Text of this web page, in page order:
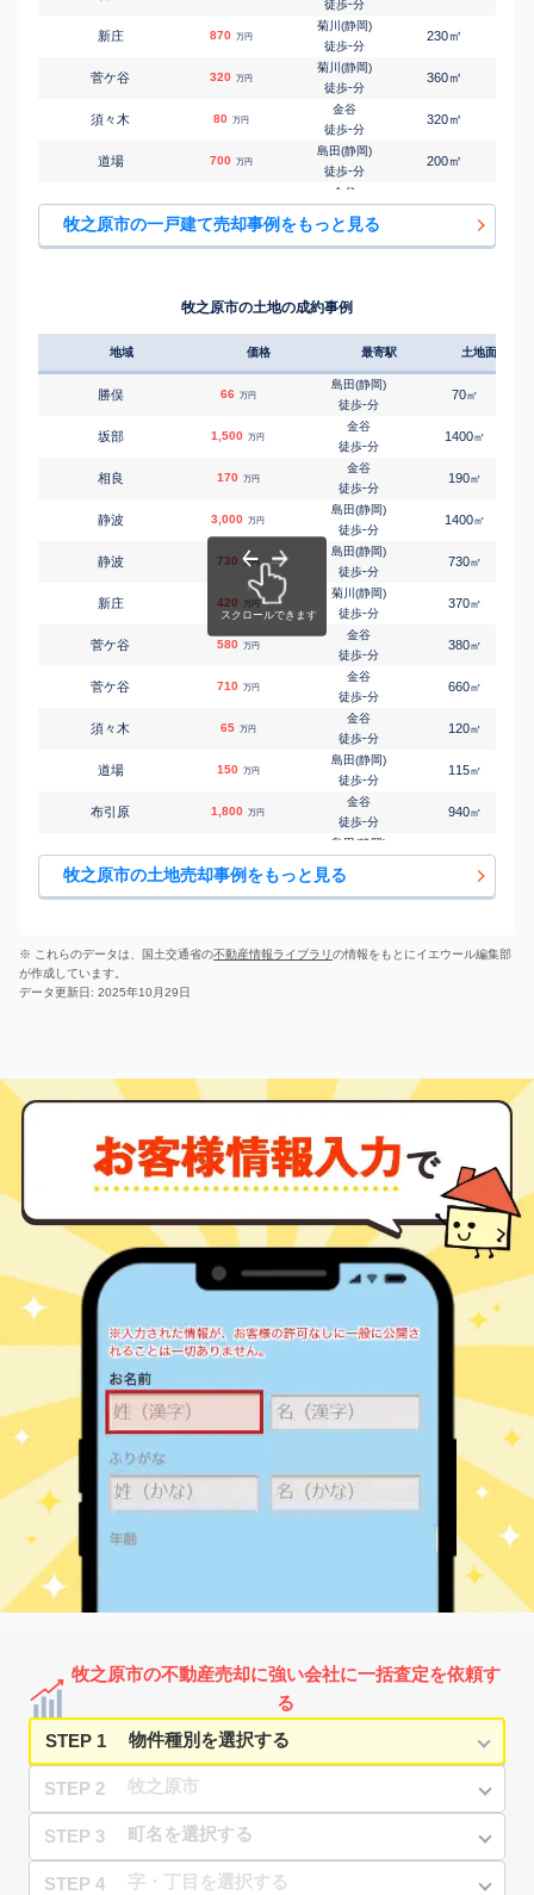
徒歩-分
新庄 870 万円
菊川(静岡)
徒歩-分
230㎡
菅ケ谷 320 万円
菊川(静岡)
徒歩-分
360㎡
須々木 80 万円
金谷
徒歩-分
320㎡
道場 700 万円
島田(静岡)
徒歩-分
200㎡
西萩間 440 万円
金谷
840㎡
細江 430 万円
島田(静岡)
-
150㎡
牧之原市の一戸建て売却事例をもっと見る
牧之原市の土地の成約事例
地域 価格 最寄駅 土地面積
勝俣 66 万円
島田(静岡)
徒歩-分
70㎡
坂部 1,500 万円
金谷
徒歩-分
1400㎡
相良 170 万円
金谷
徒歩-分
190㎡
静波 3,000 万円
島田(静岡)
徒歩-分
1400㎡
静波 730 万円
島田(静岡)
徒歩-分
730㎡
新庄 420 万円
菊川(静岡)
徒歩-分
370㎡
菅ケ谷 580 万円
金谷
徒歩-分
380㎡
菅ケ谷 710 万円
金谷
徒歩-分
660㎡
須々木 65 万円
金谷
徒歩-分
120㎡
道場 150 万円
島田(静岡)
徒歩-分
115㎡
布引原 1,800 万円
金谷
徒歩-分
940㎡
細江 170 万円
島田(静岡)
170㎡
細江 300 万円
島田(静岡)
-
185㎡
徒歩-分
牧之原市の土地売却事例をもっと見る
※ これらのデータは、国土交通省の不動産情報ライブラリの情報をもとにイエウール編集部
が作成しています。
データ更新日: 2025年10月29日
牧之原市の不動産売却に強い会社に一括査定を依頼す
る
STEP 1
STEP 2
STEP 3
STEP 4